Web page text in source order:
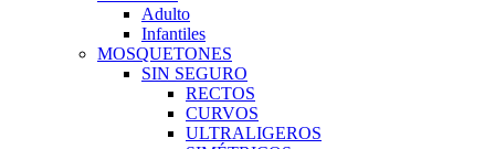
Adulto
Infantiles
MOSQUETONES
SIN SEGURO
RECTOS
CURVOS
ULTRALIGEROS